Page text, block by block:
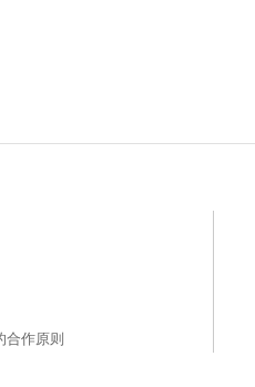
合作原则